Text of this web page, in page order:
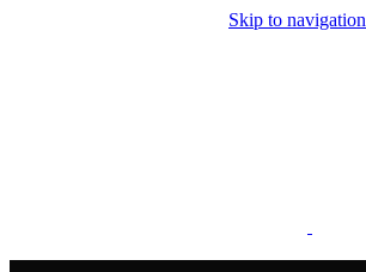
Skip to navigation